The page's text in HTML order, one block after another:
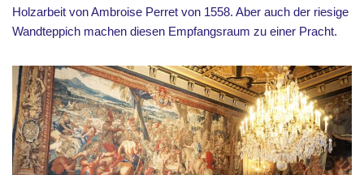
Holzarbeit von Ambroise Perret von 1558. Aber auch der riesige
Wandteppich machen diesen Empfangsraum zu einer Pracht.